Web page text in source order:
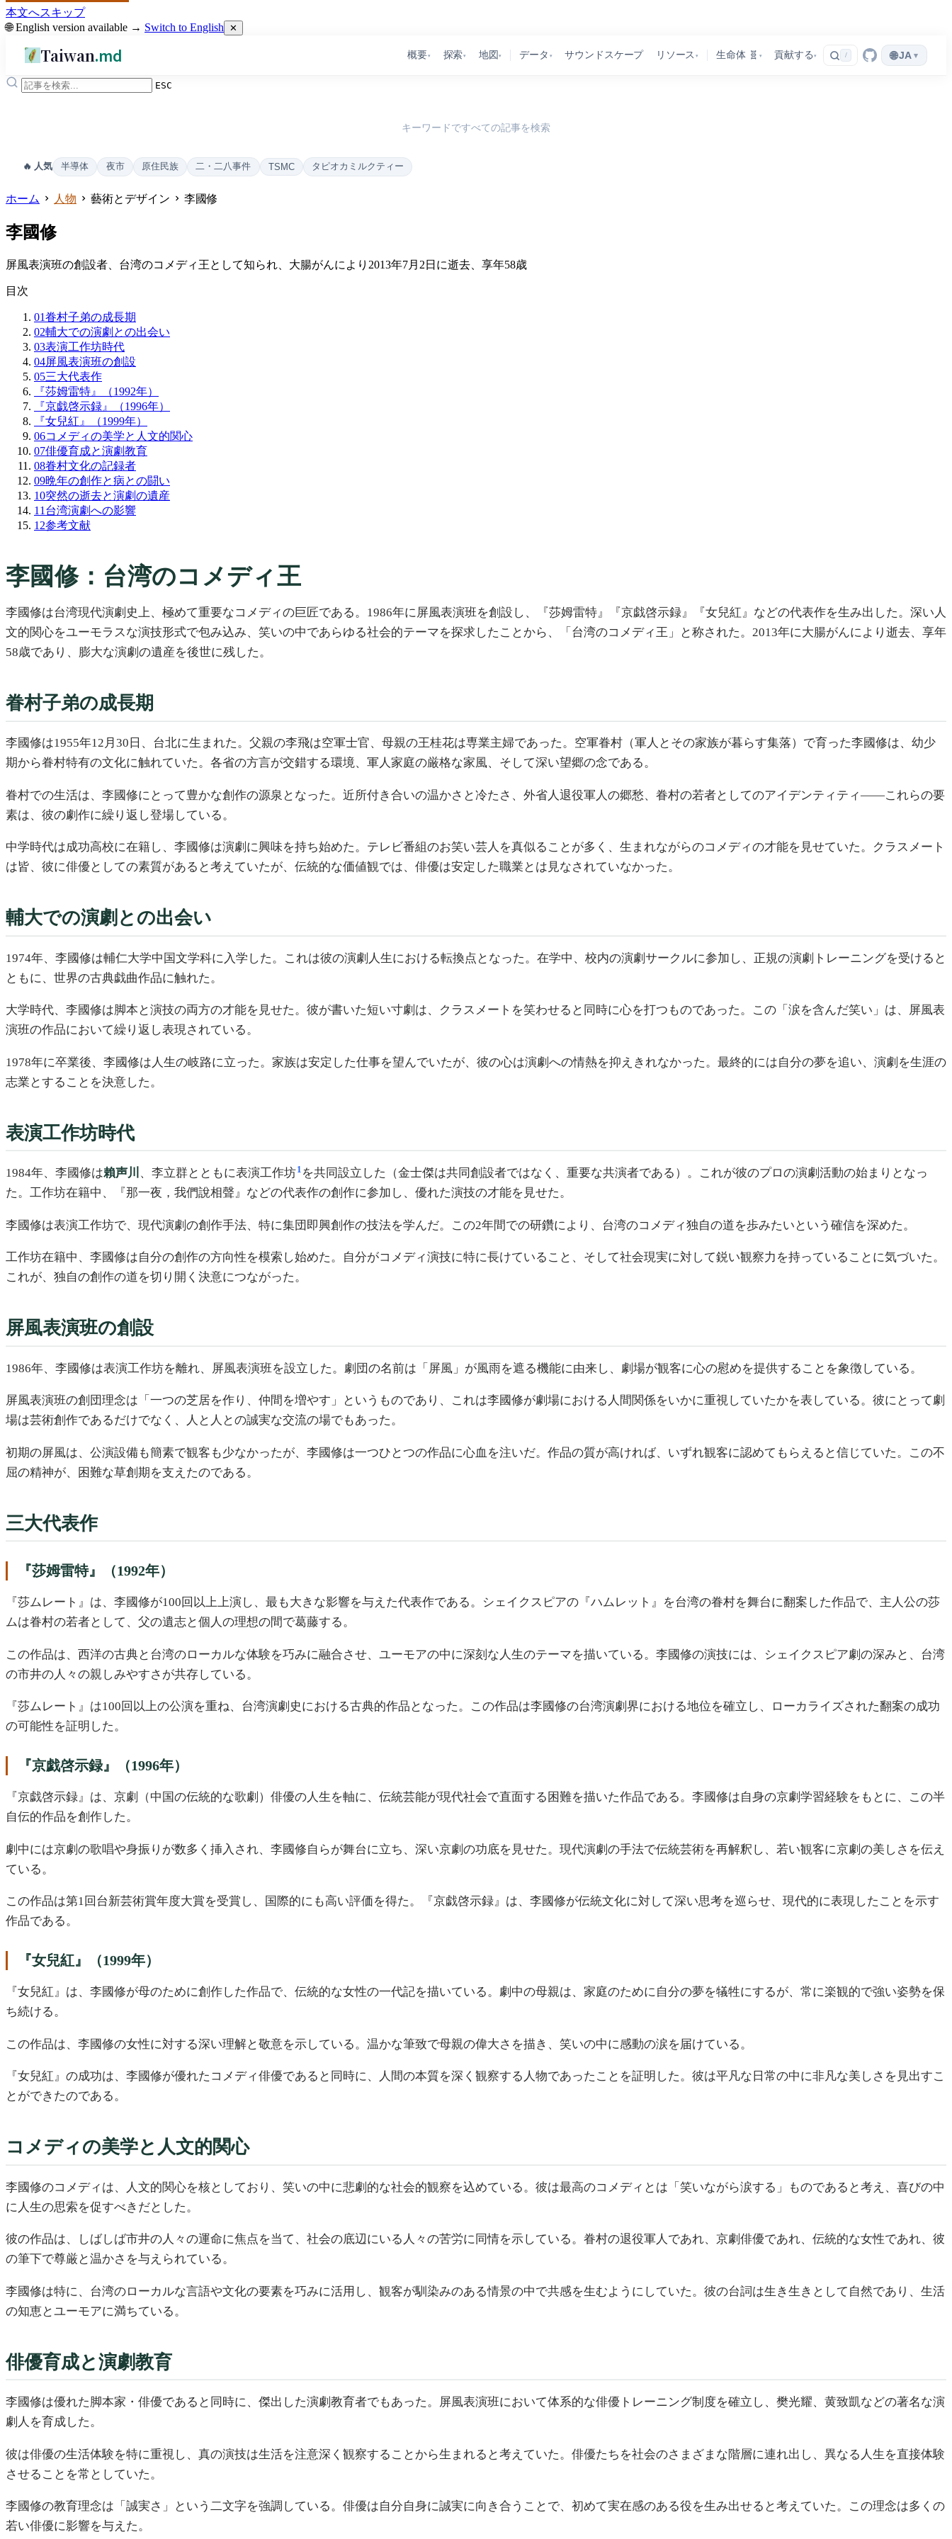
本文へスキップ
🌐 English version available → Switch to English ✕
Taiwan.md 概要▾ 探索▾ 地図 ▾ データ ▾ サウンドスケープ リソース ▾ 生命体 🧬 ▾ 貢献する ▾ / 🌐 JA ▾
ESC
キーワードですべての記事を検索
🔥 人気 半導体 夜市 原住民族 二・二八事件 TSMC タピオカミルクティー
ホーム 人物 藝術とデザイン 李國修
李國修
屏風表演班の創設者、台湾のコメディ王として知られ、大腸がんにより2013年7月2日に逝去、享年58歳
目次
01眷村子弟の成長期
02輔大での演劇との出会い
03表演工作坊時代
04屏風表演班の創設
05三大代表作
『莎姆雷特』（1992年）
『京戯啓示録』（1996年）
『女兒紅』（1999年）
06コメディの美学と人文的関心
07俳優育成と演劇教育
08眷村文化の記録者
09晩年の創作と病との闘い
10突然の逝去と演劇の遺産
11 台湾演劇への影響
12参考文献
李國修：台湾のコメディ王
李國修は台湾現代演劇史上、極めて重要なコメディの巨匠である。1986年に屏風表演班を創設し、『莎姆雷特』『京戯啓示録』『女兒紅』などの代表作を生み出した。深い人
文的関心をユーモラスな演技形式で包み込み、笑いの中であらゆる社会的テーマを探求したことから、「台湾のコメディ王」と称された。2013年に大腸がんにより逝去、享年
58歳であり、膨大な演劇の遺産を後世に残した。
眷村子弟の成長期
李國修は1955年12月30日、台北に生まれた。父親の李飛は空軍士官、母親の王桂花は専業主婦であった。空軍眷村（軍人とその家族が暮らす集落）で育った李國修は、幼少
期から眷村特有の文化に触れていた。各省の方言が交錯する環境、軍人家庭の厳格な家風、そして深い望郷の念である。
眷村での生活は、李國修にとって豊かな創作の源泉となった。近所付き合いの温かさと冷たさ、外省人退役軍人の郷愁、眷村の若者としてのアイデンティティ——これらの要
素は、彼の劇作に繰り返し登場している。
中学時代は成功高校に在籍し、李國修は演劇に興味を持ち始めた。テレビ番組のお笑い芸人を真似ることが多く、生まれながらのコメディの才能を見せていた。クラスメート
は皆、彼に俳優としての素質があると考えていたが、伝統的な価値観では、俳優は安定した職業とは見なされていなかった。
輔大での演劇との出会い
1974年、李國修は輔仁大学中国文学科に入学した。これは彼の演劇人生における転換点となった。在学中、校内の演劇サークルに参加し、正規の演劇トレーニングを受けると
ともに、世界の古典戯曲作品に触れた。
大学時代、李國修は脚本と演技の両方の才能を見せた。彼が書いた短い寸劇は、クラスメートを笑わせると同時に心を打つものであった。この「涙を含んだ笑い」は、屏風表
演班の作品において繰り返し表現されている。
1978年に卒業後、李國修は人生の岐路に立った。家族は安定した仕事を望んでいたが、彼の心は演劇への情熱を抑えきれなかった。最終的には自分の夢を追い、演劇を生涯の
志業とすることを決意した。
表演工作坊時代
1984年、李國修は賴声川 、李立群とともに表演工作坊1 を共同設立した（金士傑は共同創設者ではなく、重要な共演者である）。これが彼のプロの演劇活動の始まりとなっ
た。工作坊在籍中、『那一夜，我們說相聲』などの代表作の創作に参加し、優れた演技の才能を見せた。
李國修は表演工作坊で、現代演劇の創作手法、特に集団即興創作の技法を学んだ。この2年間での研鑽により、台湾のコメディ独自の道を歩みたいという確信を深めた。
工作坊在籍中、李國修は自分の創作の方向性を模索し始めた。自分がコメディ演技に特に長けていること、そして社会現実に対して鋭い観察力を持っていることに気づいた。
これが、独自の創作の道を切り開く決意につながった。
屏風表演班の創設
1986年、李國修は表演工作坊を離れ、屏風表演班を設立した。劇団の名前は「屏風」が風雨を遮る機能に由来し、劇場が観客に心の慰めを提供することを象徴している。
屏風表演班の創団理念は「一つの芝居を作り、仲間を増やす」というものであり、これは李國修が劇場における人間関係をいかに重視していたかを表している。彼にとって劇
場は芸術創作であるだけでなく、人と人との誠実な交流の場でもあった。
初期の屏風は、公演設備も簡素で観客も少なかったが、李國修は一つひとつの作品に心血を注いだ。作品の質が高ければ、いずれ観客に認めてもらえると信じていた。この不
屈の精神が、困難な草創期を支えたのである。
三大代表作
『莎姆雷特』（1992年）
『莎ムレート』は、李國修が100回以上上演し、最も大きな影響を与えた代表作である。シェイクスピアの『ハムレット』を台湾の眷村を舞台に翻案した作品で、主人公の莎
ムは眷村の若者として、父の遺志と個人の理想の間で葛藤する。
この作品は、西洋の古典と台湾のローカルな体験を巧みに融合させ、ユーモアの中に深刻な人生のテーマを描いている。李國修の演技には、シェイクスピア劇の深みと、台湾
の市井の人々の親しみやすさが共存している。
『莎ムレート』は100回以上の公演を重ね、台湾演劇史における古典的作品となった。この作品は李國修の台湾演劇界における地位を確立し、ローカライズされた翻案の成功
の可能性を証明した。
『京戯啓示録』（1996年）
『京戯啓示録』は、京劇（中国の伝統的な歌劇）俳優の人生を軸に、伝統芸能が現代社会で直面する困難を描いた作品である。李國修は自身の京劇学習経験をもとに、この半
自伝的作品を創作した。
劇中には京劇の歌唱や身振りが数多く挿入され、李國修自らが舞台に立ち、深い京劇の功底を見せた。現代演劇の手法で伝統芸術を再解釈し、若い観客に京劇の美しさを伝え
ている。
この作品は第1回台新芸術賞年度大賞を受賞し、国際的にも高い評価を得た。『京戯啓示録』は、李國修が伝統文化に対して深い思考を巡らせ、現代的に表現したことを示す
作品である。
『女兒紅』（1999年）
『女兒紅』は、李國修が母のために創作した作品で、伝統的な女性の一代記を描いている。劇中の母親は、家庭のために自分の夢を犠牲にするが、常に楽観的で強い姿勢を保
ち続ける。
この作品は、李國修の女性に対する深い理解と敬意を示している。温かな筆致で母親の偉大さを描き、笑いの中に感動の涙を届けている。
『女兒紅』の成功は、李國修が優れたコメディ俳優であると同時に、人間の本質を深く観察する人物であったことを証明した。彼は平凡な日常の中に非凡な美しさを見出すこ
とができたのである。
コメディの美学と人文的関心
李國修のコメディは、人文的関心を核としており、笑いの中に悲劇的な社会的観察を込めている。彼は最高のコメディとは「笑いながら涙する」ものであると考え、喜びの中
に人生の思索を促すべきだとした。
彼の作品は、しばしば市井の人々の運命に焦点を当て、社会の底辺にいる人々の苦労に同情を示している。眷村の退役軍人であれ、京劇俳優であれ、伝統的な女性であれ、彼
の筆下で尊厳と温かさを与えられている。
李國修は特に、台湾のローカルな言語や文化の要素を巧みに活用し、観客が馴染みのある情景の中で共感を生むようにしていた。彼の台詞は生き生きとして自然であり、生活
の知恵とユーモアに満ちている。
俳優育成と演劇教育
李國修は優れた脚本家・俳優であると同時に、傑出した演劇教育者でもあった。屏風表演班において体系的な俳優トレーニング制度を確立し、樊光耀、黄致凱などの著名な演
劇人を育成した。
彼は俳優の生活体験を特に重視し、真の演技は生活を注意深く観察することから生まれると考えていた。俳優たちを社会のさまざまな階層に連れ出し、異なる人生を直接体験
させることを常としていた。
李國修の教育理念は「誠実さ」という二文字を強調している。俳優は自分自身に誠実に向き合うことで、初めて実在感のある役を生み出せると考えていた。この理念は多くの
若い俳優に影響を与えた。